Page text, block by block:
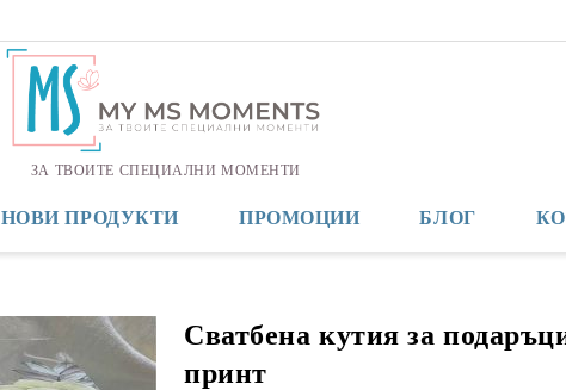
ЗА ТВОИТЕ СПЕЦИАЛНИ МОМЕНТИ
НОВИ ПРОДУКТИ ПРОМОЦИИ БЛОГ
Сватбена кутия за
принт